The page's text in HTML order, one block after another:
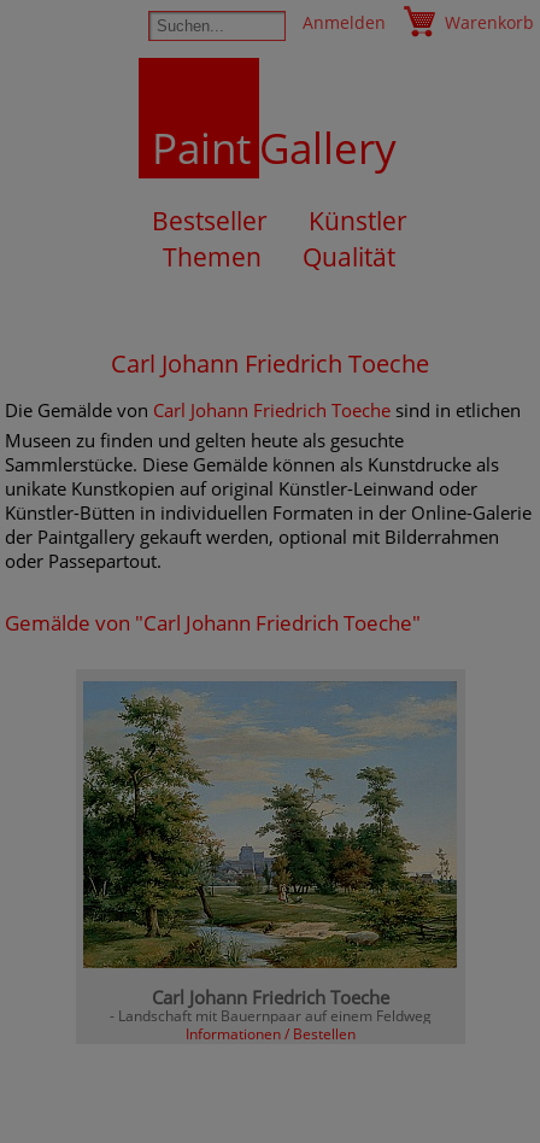
Anmelden Warenkorb
PaintGallery
Bestseller
Künstler
Themen
Qualität
Carl Johann Friedrich Toeche
Die Gemälde von Carl Johann Friedrich Toeche sind in etlichen
Museen zu finden und gelten heute als gesuchte
Sammlerstücke. Diese Gemälde können als Kunstdrucke als
unikate Kunstkopien auf original Künstler-Leinwand oder
Künstler-Bütten in individuellen Formaten in der Online-Galerie
der Paintgallery gekauft werden, optional mit Bilderrahmen
oder Passepartout.
Gemälde von "Carl Johann Friedrich Toeche"
Carl Johann Friedrich Toeche
- Landschaft mit Bauernpaar auf einem Feldweg
Informationen / Bestellen